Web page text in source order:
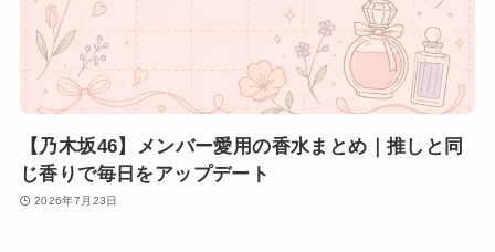
【乃木坂46】メンバー愛用の香水まとめ｜推しと同
じ香りで毎日をアップデート
2026年7月23日